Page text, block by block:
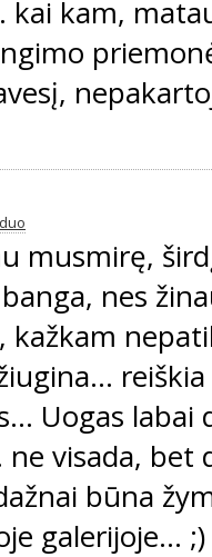
kai kam,
musmirę,
nes
kažkam
Uogas labai
visada, bet
būna
galerijoje... ;)